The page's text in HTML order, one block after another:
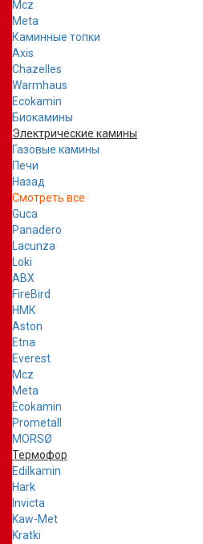
Mcz
Meta
Каминные топки
Axis
Chazelles
Warmhaus
Ecokamin
Биокамины
Электрические камины
Газовые камины
Печи
Назад
Смотреть все
Guca
Panadero
Lacunza
Loki
ABX
FireBird
НМК
Aston
Etna
Everest
Mcz
Meta
Ecokamin
Prometall
MORSØ
Термофор
Edilkamin
Hark
Invicta
Kaw-Met
Kratki